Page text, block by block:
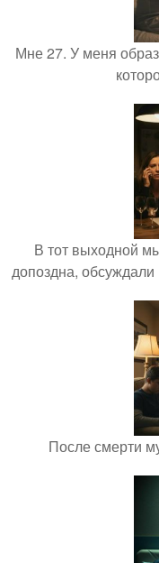
Мне 27. У меня
В тот выходной
допоздна, обсуждали
После смерти